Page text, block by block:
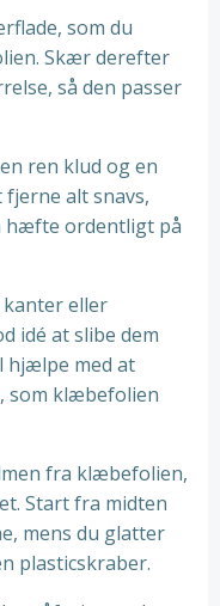
som du
Skær derefter
så den passer
ren klud og en
alt snavs,
hæfte ordentligt på
kanter eller
idé at slibe dem
hjælpe med at
som klæbefolien
fra klæbefolien,
Start fra midten
mens du glatter
plasticskraber.